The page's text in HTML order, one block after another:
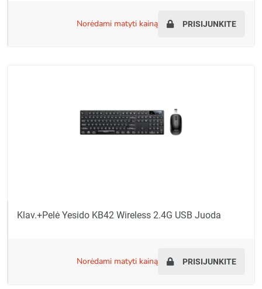
norėdami matyti kainą PRISIJUNKITE
Klav.+pelė Yesido KB42 Wireless 2.4G USB Juoda
norėdami matyti kainą PRISIJUNKITE